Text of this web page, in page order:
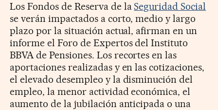
Los Fondos de Reserva de laSeguridad Social
se verán impactados a corto, medio y largo
plazo por la situación actual, afirman en un
informe el Foro de Expertos del Instituto
BBVA de Pensiones. Los recortes en las
aportaciones realizadas y en las cotizaciones,
el elevado desempleo y la disminución del
empleo, la menor actividad económica, el
aumento de la jubilación anticipada o una